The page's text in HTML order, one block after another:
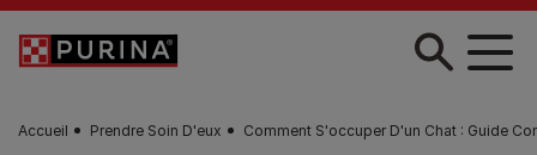
Skip to main content
Accueil Prendre Soin D'eux Comment S'occuper D'un Chat : Guide